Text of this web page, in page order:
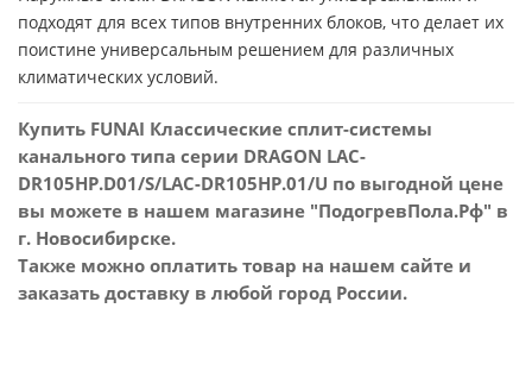
подходят для всех типов внутренних блоков, что делает их
поистине универсальным решением для различных
климатических условий.
Купить FUNAI Классические сплит-системы
канального типа серии DRAGON LAC-
DR105HP.D01/S/LAC-DR105HP.01/U по выгодной цене
вы можете в нашем магазине "ПодогревПола.Рф" в
г. Новосибирске.
Также можно оплатить товар на нашем сайте и
заказать доставку в любой город России.